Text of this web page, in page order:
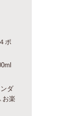
ポ
ダ
お楽